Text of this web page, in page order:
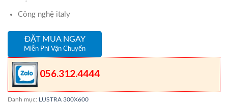
Công nghệ italy
ĐẶT MUA NGAY
Miễn Phí Vận Chuyển
056.312.4444
Danh mục: LUSTRA 300X600